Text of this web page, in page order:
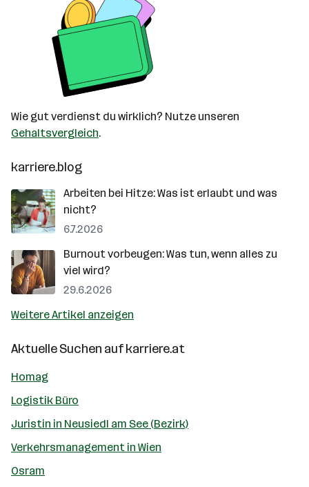
Wie gut verdienst du wirklich? Nutze unseren
Gehaltsvergleich.
karriere.blog
Arbeiten bei Hitze: Was ist erlaubt und was
nicht?
6.7.2026
Burnout vorbeugen: Was tun, wenn alles zu
viel wird?
29.6.2026
Weitere Artikel anzeigen
Aktuelle Suchen aufkarriere.at
Homag
Logistik Büro
Juristin in Neusiedl am See (Bezirk)
Verkehrsmanagement in Wien
Osram